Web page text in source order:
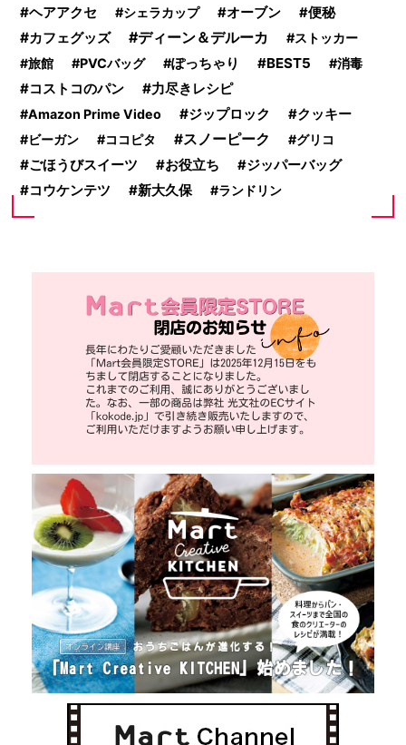
ヘアアクセ
シェラカップ オーブン 便秘
カフェグッズ ディーン＆デルーカ
ストッカー
旅館
PVCバッグ ぽっちゃり BEST5 消毒
コストコのパン 力尽きレシピ
Amazon Prime Video ジップロック クッキー
ビーガン ココピタ スノーピーク グリコ
ごほうびスイーツ お役立ち ジッパーバッグ
コウケンテツ 新大久保 ランドリン